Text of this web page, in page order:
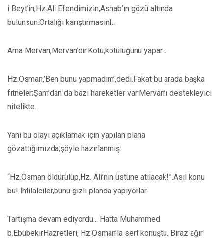
i Beyt’in,Hz.Ali Efendimizin,Ashab’ın gözü altında
bulunsun.Ortalığı karıştırmasın!..
Ama Mervan,Mervan’dır.Kötü,kötülüğünü yapar...
Hz.Osman,’Ben bunu yapmadım’,dedi.Fakat bu arada başka
fitneler;Şam’dan da bazı hareketler var;Mervan’ı destekleyici
nitelikte...
Yani bu olayı açıklamak için yapılan plana
gözattığımızda;şöyle hazırlanmış:
“Hz.Osman öldürülüp,Hz. Ali’nin üstüne atılacak!”.Asıl konu
bu! İhtilalciler,bunu gizli planda yapıyorlar.
Tartışma devam ediyordu... Hatta Muhammed
b.EbubekirHazretleri, Hz.Osman’la sert konuştu. Biraz ağır